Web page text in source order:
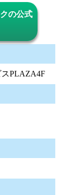
の公式
スPLAZA4F